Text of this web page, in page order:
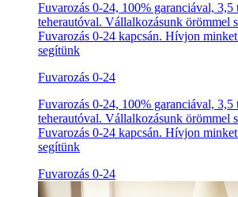
Fuvarozás 0-24, 100% garanciával, 3,5
teherautóval. Vállalkozásunk örömmel
Fuvarozás 0-24 kapcsán. Hívjon
segítünk
Fuvarozás 0-24
Fuvarozás 0-24, 100% garanciával, 3,5
teherautóval. Vállalkozásunk örömmel
Fuvarozás 0-24 kapcsán. Hívjon
segítünk
Fuvarozás 0-24